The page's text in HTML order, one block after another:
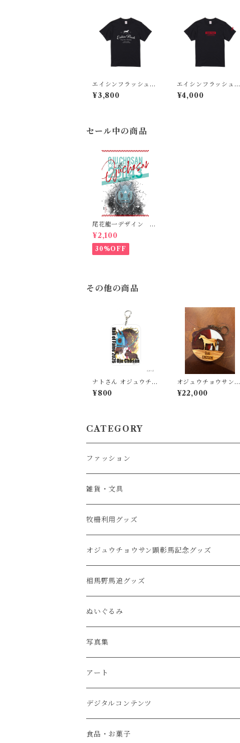
エイシンフラッシュT
シャツ
¥3,800
エイシンフラッシュT
シャツ2
¥4,000
セール中の商品
尾花龍一デザイン オ
ジュウチョウサンポス
ター(B2サイズ）
¥2,100
30%OFF
その他の商品
ナトさん オジュウチョ
ウサン顕彰馬記念 アク
リルキーホルダー
¥800
オジュウチョウサン牧
柵キーホルダー
¥22,000
CATEGORY
ファッション
服・アパレル
キャップ・帽子
バッグ
ファッション小物
雑貨・文具
タオル
クリアファイル・ノート
ステッカー・ポストカード
キーホルダー
缶バッジ
アクリルスタンド
マグカップ・タンブラー・コースター
タペストリー・ポスター・カレンダー
牧柵利用グッズ
オジュウチョウサン顕彰馬記念グッズ
相馬野馬追グッズ
ぬいぐるみ
写真集
アート
デジタルコンテンツ
食品・お菓子